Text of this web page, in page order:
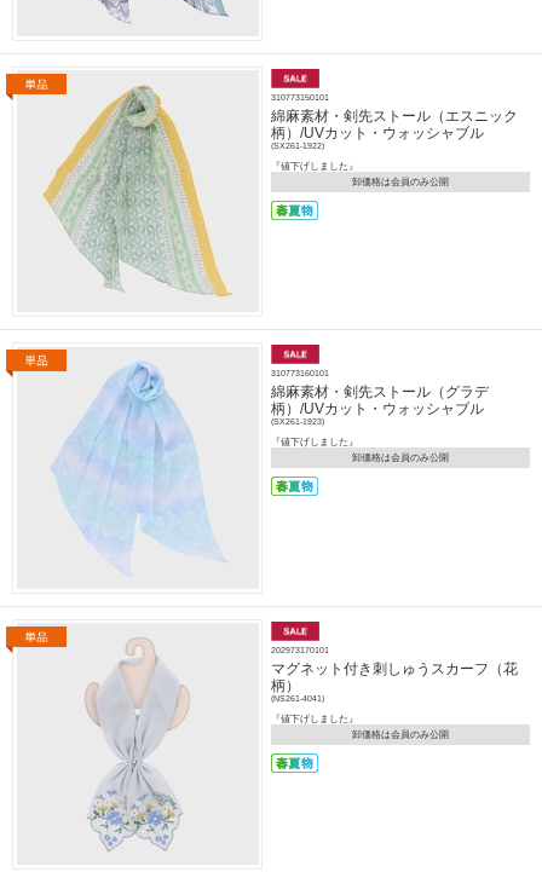
310773150101
綿麻素材・剣先ストール（エスニック
柄）/UVカット・ウォッシャブル
(SX261-1922)
『値下げしました』
卸価格は会員のみ公開
310773160101
綿麻素材・剣先ストール（グラデ
柄）/UVカット・ウォッシャブル
(SX261-1923)
『値下げしました』
卸価格は会員のみ公開
202973170101
マグネット付き刺しゅうスカーフ（花
柄）
(NS261-4041)
『値下げしました』
卸価格は会員のみ公開